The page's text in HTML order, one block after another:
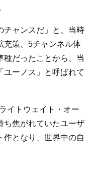
チャンスだ」と、当時
充策、5チャンネル体
種だったことから、当
ユーノス」と呼ばれて
イトウェイト・オー
ち焦がれていたユーザ
作となり、世界中の自